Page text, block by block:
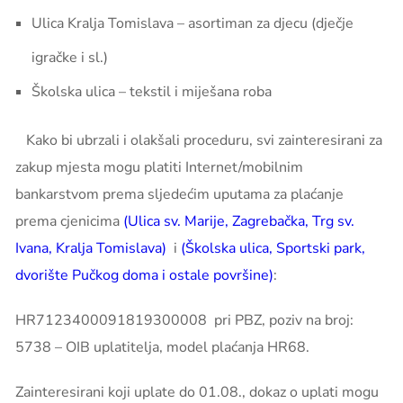
Ulica Kralja Tomislava – asortiman za djecu (dječje
igračke i sl.)
Školska ulica – tekstil i miješana roba
Kako bi ubrzali i olakšali proceduru, svi zainteresirani za
zakup mjesta mogu platiti Internet/mobilnim
bankarstvom prema sljedećim uputama za plaćanje
prema cjenicima (Ulica sv. Marije, Zagrebačka, Trg sv.
Ivana, Kralja Tomislava) i (Školska ulica, Sportski park,
dvorište Pučkog doma i ostale površine):
HR7123400091819300008 pri PBZ, poziv na broj:
5738 – OIB uplatitelja, model plaćanja HR68.
Zainteresirani koji uplate do 01.08., dokaz o uplati mogu